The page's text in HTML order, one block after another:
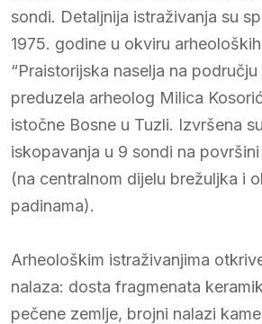
sondi. Detaljnija istraživanja su
1975. godine u okviru
“Praistorijska naselja na
preduzela arheolog Milica
istočne Bosne u Tuzli. Izvršena
iskopavanja u 9 sondi na
(na centralnom dijelu brežuljka i
padinama).
Arheološkim istraživanjima
nalaza: dosta fragmenata
pečene zemlje, brojni nalazi